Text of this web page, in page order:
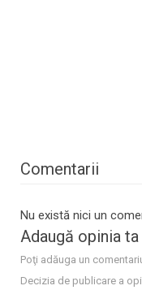
Comentarii
Nu există nici un
Adaugă opinia ta
Poţi adăuga un
Decizia de publicare a